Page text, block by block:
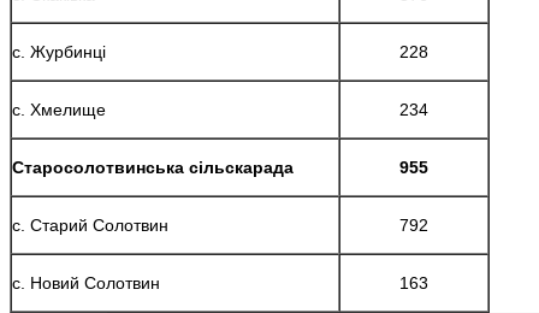
с. Журбинці 228
с. Хмелище 234
Старосолотвинська сільскарада 955
с. Старий Солотвин 792
с. Новий Солотвин 163